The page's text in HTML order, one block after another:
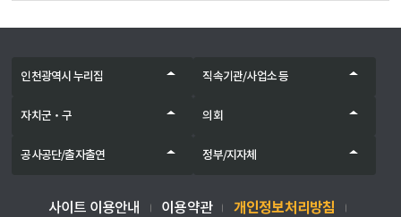
인천광역시 누리집 직속기관/사업소 등
자치군‧구 의회
공사공단/출자출연 정부/지자체
사이트 이용안내 이용약관 개인정보처리방침